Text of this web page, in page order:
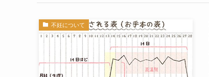
不妊について